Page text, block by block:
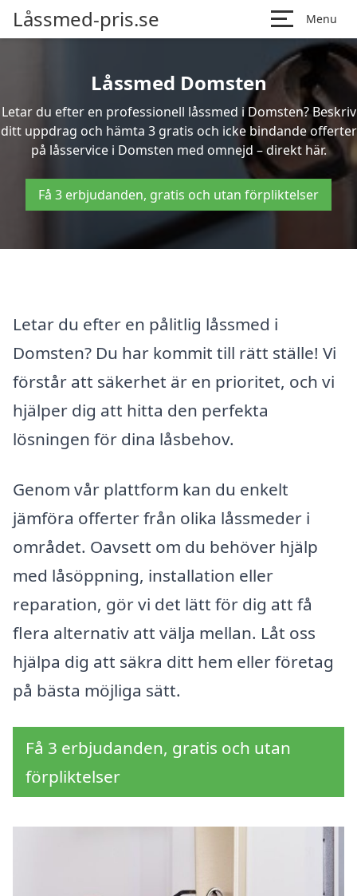
Låssmed-pris.se Menu
Låssmed Domsten
Letar du efter en professionell låssmed i Domsten? Beskriv
ditt uppdrag och hämta 3 gratis och icke bindande offerter
på låsservice i Domsten med omnejd – direkt här.
Få 3 erbjudanden, gratis och utan förpliktelser
Letar du efter en pålitlig låssmed i
Domsten? Du har kommit till rätt ställe! Vi
förstår att säkerhet är en prioritet, och vi
hjälper dig att hitta den perfekta
lösningen för dina låsbehov.
Genom vår plattform kan du enkelt
jämföra offerter från olika låssmeder i
området. Oavsett om du behöver hjälp
med låsöppning, installation eller
reparation, gör vi det lätt för dig att få
flera alternativ att välja mellan. Låt oss
hjälpa dig att säkra ditt hem eller företag
på bästa möjliga sätt.
Få 3 erbjudanden, gratis och utan
förpliktelser